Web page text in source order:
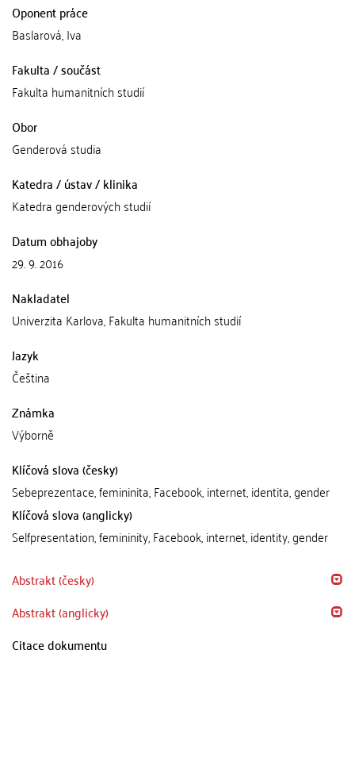
Oponent práce
Baslarová, Iva
Fakulta / součást
Fakulta humanitních studií
Obor
Genderová studia
Katedra / ústav / klinika
Katedra genderových studií
Datum obhajoby
29. 9. 2016
Nakladatel
Univerzita Karlova, Fakulta humanitních studií
Jazyk
Čeština
Známka
Výborně
Klíčová slova (česky)
Sebeprezentace, femininita, Facebook, internet, identita, gender
Klíčová slova (anglicky)
Selfpresentation, femininity, Facebook, internet, identity, gender
Abstrakt (česky)
Abstrakt (anglicky)
Citace dokumentu